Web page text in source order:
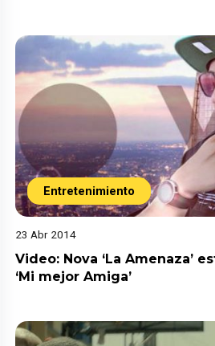
Entretenimiento
23 Abr 2014
Video: Nova ‘La Amenaza’
‘Mi mejor Amiga’